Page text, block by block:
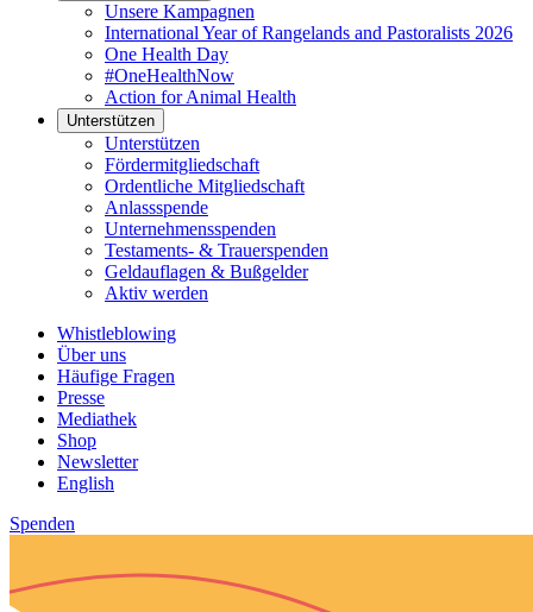
Unsere Kampagnen
International Year of Rangelands and Pastoralists 2026
One Health Day
#OneHealthNow
Action for Animal Health
Unterstützen
Unterstützen
Fördermitgliedschaft
Ordentliche Mitgliedschaft
Anlassspende
Unternehmensspenden
Testaments- & Trauerspenden
Geldauflagen & Bußgelder
Aktiv werden
Whistleblowing
Über uns
Häufige Fragen
Presse
Mediathek
Shop
Newsletter
English
Spenden